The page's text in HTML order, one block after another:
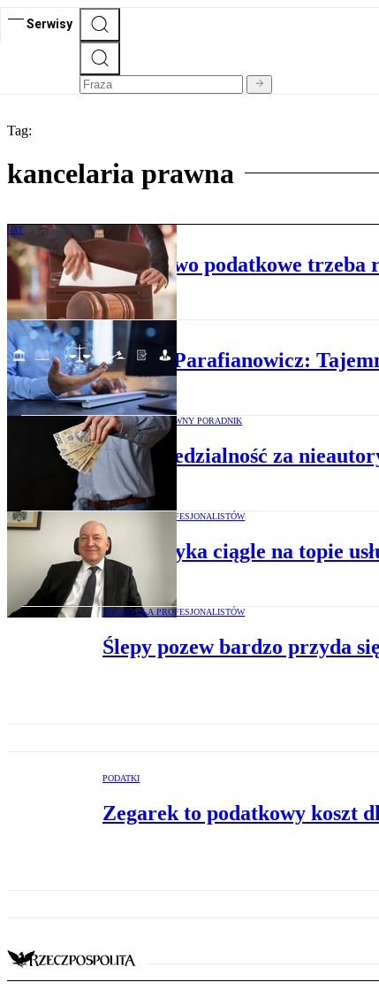
Serwisy
Tag:
kancelaria prawna
VAT
NSA: całe doradztwo podatkowe
RZECZ O PRAWIE
Joanna Parafianowicz:
NAWIGATOR PRAWNY PORADNIK
Odpowiedzialność za
PRAWO DLA PROFESJONALISTÓW
Energetyka ciągle na topie
PRAWO DLA PROFESJONALISTÓW
Ślepy pozew bardzo przyda
PODATKI
Zegarek to podatkowy koszt